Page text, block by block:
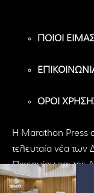
ΠΟΙΟΙ
ΟΡΟΙ
H Marathon Press
τελευταία νέα
Πικερμίου και της